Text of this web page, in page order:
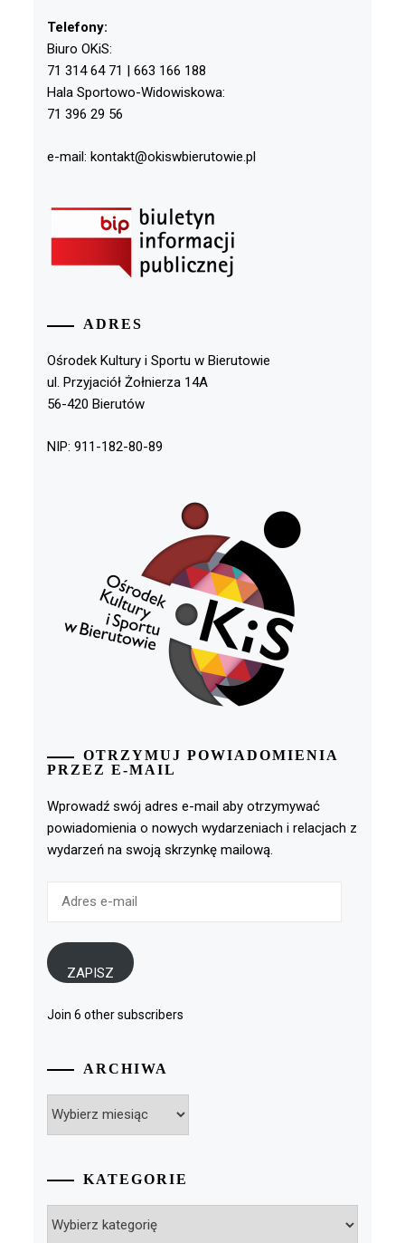
Telefony:
Biuro OKiS:
71 314 64 71 | 663 166 188
Hala Sportowo-Widowiskowa:
71 396 29 56
e-mail: kontakt@okiswbierutowie.pl
ADRES
Ośrodek Kultury i Sportu w Bierutowie
ul. Przyjaciół Żołnierza 14A
56-420 Bierutów
NIP: 911-182-80-89
OTRZYMUJ POWIADOMIENIA
PRZEZ E-MAIL
Wprowadź swój adres e-mail aby otrzymywać
powiadomienia o nowych wydarzeniach i relacjach z
wydarzeń na swoją skrzynkę mailową.
ZAPISZ
Join 6 other subscribers
ARCHIWA
KATEGORIE